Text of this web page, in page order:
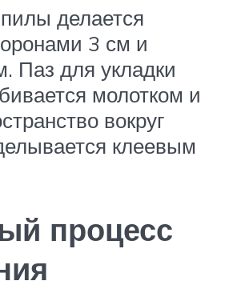
делается
3 см и
Паз для укладки
молотком и
вокруг
клеевым
процесс